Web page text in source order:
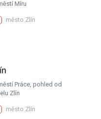
Míru
město Zlín
Práce, pohled od
Zlín
město Zlín